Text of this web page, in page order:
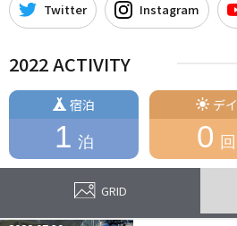
Twitter Instagram
2022 ACTIVITY
宿泊
1 泊
デイ
0 回
GRID